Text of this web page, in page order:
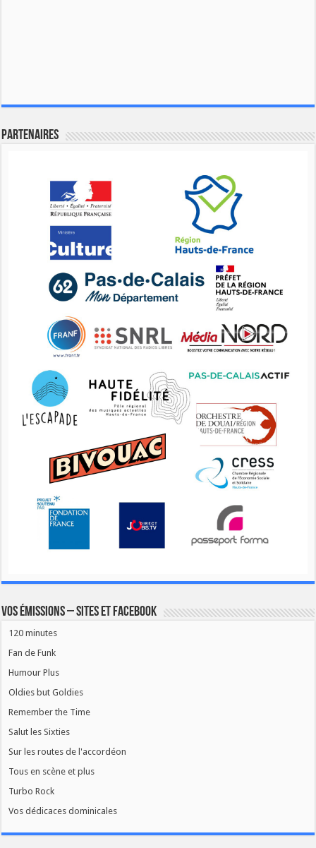
Partenaires
Vos émissions – Sites et Facebook
120 minutes
Fan de Funk
Humour Plus
Oldies but Goldies
Remember the Time
Salut les Sixties
Sur les routes de l'accordéon
Tous en scène et plus
Turbo Rock
Vos dédicaces dominicales